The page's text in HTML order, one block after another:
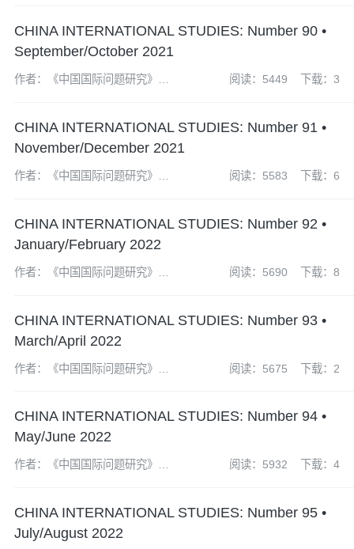
CHINA INTERNATIONAL STUDIES: Number 90 •
September/October 2021
作者：《中国国际问题研究》编
阅读：5449 下载：3
CHINA INTERNATIONAL STUDIES: Number 91 •
November/December 2021
作者：《中国国际问题研究》编
阅读：5583 下载：6
CHINA INTERNATIONAL STUDIES: Number 92 •
January/February 2022
作者：《中国国际问题研究》编
阅读：5690 下载：8
CHINA INTERNATIONAL STUDIES: Number 93 •
March/April 2022
作者：《中国国际问题研究》编
阅读：5675 下载：2
CHINA INTERNATIONAL STUDIES: Number 94 •
May/June 2022
作者：《中国国际问题研究》编
阅读：5932 下载：4
CHINA INTERNATIONAL STUDIES: Number 95 •
July/August 2022